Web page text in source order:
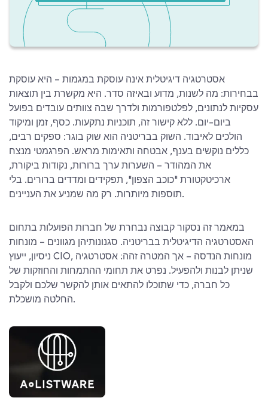
אסטרטגיה דיגיטלית אינה עוסקת במגמות – היא עוסקת
בבחירות: מה לשנות, מדוע ובאיזה סדר. היא מקשרת בין תוצאות
עסקיות לנתונים, לפלטפורמות ולדרך שבה צוותים עובדים בפועל
ביום-יום. ללא קישור זה, תוכניות נתקעות. כסף, זמן ומיקוד
הולכים לאיבוד. השוק בבריטניה הוא שוק בוגר: ספקים רבים,
כללים נוקשים בענף, אבטחה ותאימות מראש. הפרגמטי מנצח
את המהודר – השערות ערך ברורות, נקודות ביקורת,
ארכיטקטורת "כוכב הצפון", תפקידים ומדדים ברורים. בלי
תוספות מיותרות. רק מה שמניע את העניינים.
במאמר זה נסקור קבוצה נבחרת של חברות הפועלות בתחום
האסטרטגיה הדיגיטלית בבריטניה. סגנונותיהן מגוונים – מונחות
ניסיון, ייעוץ CIO, מונחות הנדסה – אך המטרה זהה: אסטרטגיה
שניתן לבנות ולהפעיל. נפרט את תחומי ההתמחות והחוזקות של
כל חברה, כדי שתוכלו להתאים אותן להקשר שלכם ולקבל
החלטה מושכלת.